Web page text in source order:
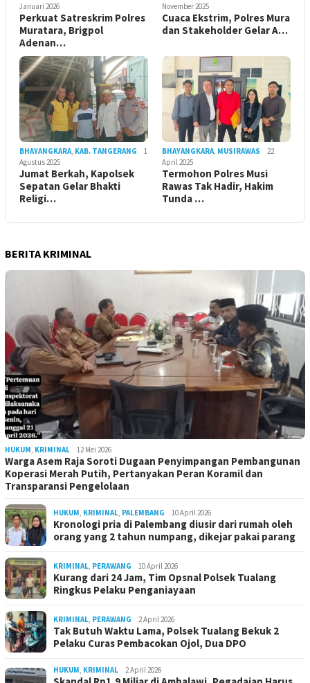
Januari 2026
Perkuat Satreskrim Polres
Muratara, Brigpol
Adenan…
November 2025
Cuaca Ekstrim, Polres Mura
dan Stakeholder Gelar A…
BHAYANGKARA, KAB. TANGERANG
1
Agustus 2025
Jumat Berkah, Kapolsek
Sepatan Gelar Bhakti
Religi…
BHAYANGKARA, MUSIRAWAS
22
April 2025
Termohon Polres Musi
Rawas Tak Hadir, Hakim
Tunda …
BERITA KRIMINAL
HUKUM, KRIMINAL 12 Mei 2026
Warga Asem Raja Soroti Dugaan Penyimpangan Pembangunan
Koperasi Merah Putih, Pertanyakan Peran Koramil dan
Transparansi Pengelolaan
HUKUM, KRIMINAL, PALEMBANG 10 April 2026
Kronologi pria di Palembang diusir dari rumah oleh
orang yang 2 tahun numpang, dikejar pakai parang
KRIMINAL, PERAWANG 10 April 2026
Kurang dari 24 Jam, Tim Opsnal Polsek Tualang
Ringkus Pelaku Penganiayaan
KRIMINAL, PERAWANG 2 April 2026
Tak Butuh Waktu Lama, Polsek Tualang Bekuk 2
Pelaku Curas Pembacokan Ojol, Dua DPO
HUKUM, KRIMINAL 2 April 2026